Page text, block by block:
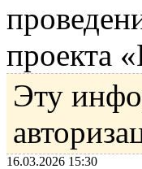
проекта
Эту
16.03.2026 15:30